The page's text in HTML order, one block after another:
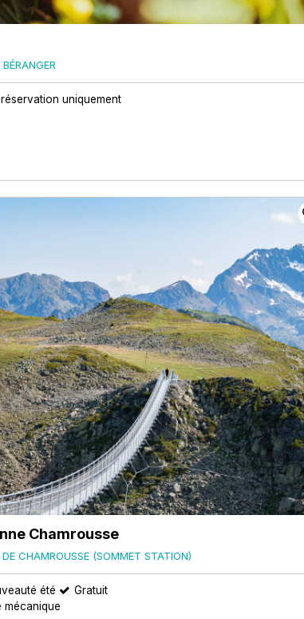
uniquement
Chamrousse
CHAMROUSSE (SOMMET STATION)
été
Gratuit
mécanique